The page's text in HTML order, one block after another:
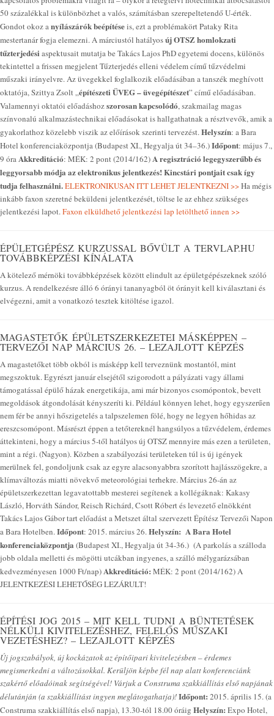
50 százalékkal is különbözhet a valós, számításban szerepeltetendő U-érték.
Gondot okoz anyílászárók beépítéseis, ezt a problémakört Pataky Rita
mestertanár fogja elemezni. A márciustól hatályosúj OTSZ homlokzati
tűzterjedési aspektusait mutatja be Takács Lajos PhD egyetemi docens, különös
tekintettel a frissen megjelent Tűzterjedés elleni védelem című tűzvédelmi
műszaki irányelvre. Az üvegekkel foglalkozik előadásában a tanszék meghívott
oktatója, Szittya Zsolt „építészeti ÜVEG – üvegépítészet” című előadásában.
Valamennyi oktatói előadáshozszorosan kapcsolódó, szakmailag magas
színvonalú alkalmazástechnikai előadásokat is hallgathatnak a résztvevők, amik a
gyakorlathoz közelebb viszik az előírások szerinti tervezést.Helyszín: a Bara
Hotel konferenciaközpontja (Budapest XI., Hegyalja út 34–36.)Időpont: május 7.,
9 óraAkkreditáció: MÉK: 2 pont (2014/162)A regisztráció legegyszerűbb és
leggyorsabb módja az elektronikus jelentkezés! Kincstári pontjait csak így
tudja felhasználni.ELEKTRONIKUSAN ITT LEHET JELENTKEZNI >>Ha mégis
inkább faxon szeretné beküldeni jelentkezését, töltse le az ehhez szükséges
jelentkezési lapot.Faxon elküldhető jelentkezési lap letölthető innen >>
ÉPÜLETGÉPÉSZ KURZUSSAL BŐVÜLT A TERVLAP.HU
TOVÁBBKÉPZÉSI KÍNÁLATA
A kötelező mérnöki továbbképzések között elindult az épületgépészeknek szóló
kurzus. A rendelkezésre álló 6 órányi tananyagból öt órányit kell kiválasztani és
elvégezni, amit a vonatkozó tesztek kitöltése igazol.
MAGASTETŐK ÉPÜLETSZERKEZETEI MÁSKÉPPEN –
TERVEZŐI NAP MÁRCIUS 26. – LEZAJLOTT KÉPZÉS
A magastetőket több okból is másképp kell terveznünk mostantól, mint
megszoktuk. Egyrészt január elsejétől szigorodott a pályázati vagy állami
támogatással épülő házak energetikája, ami már bizonyos csomópontok, bevett
megoldások átgondolását kényszeríti ki. Például könnyen lehet, hogy egyszerűen
nem fér be annyi hőszigetelés a talpszelemen fölé, hogy ne legyen hőhidas az
ereszcsomópont. Másrészt éppen a tetőtereknél hangsúlyos a tűzvédelem, érdemes
áttekinteni, hogy a március 5-től hatályos új OTSZ mennyire más ezen a területen,
mint a régi. (Nagyon). Közben a szabályozási területeken túl is új igények
merülnek fel, gondoljunk csak az egyre alacsonyabbra szorított hajlásszögekre, a
klímaváltozás miatti növekvő meteorológiai terhekre. Március 26-án az
épületszerkezettan legavatottabb mesterei segítenek a kollégáknak: Kakasy
László, Horváth Sándor, Reisch Richárd, Csott Róbert és levezető elnökként
Takács Lajos Gábor tart előadást a Metszet által szervezett Építész Tervezői Napon
a Bara Hotelben.Időpont: 2015. március 26.Helyszín: A Bara Hotel
konferenciaközpontja (Budapest XI., Hegyalja út 34-36.) (A parkolás a szálloda
jobb oldala melletti és mögötti utcákban ingyenes, a szálló mélygarázsában
kedvezményesen 1000 Ft/nap)Akkreditáció: MÉK: 2 pont (2014/162) A
JELENTKEZÉSI LEHETŐSÉG LEZÁRULT!
ÉPÍTÉSI JOG 2015 – MIT KELL TUDNI A BÜNTETÉSEK
NÉLKÜLI KIVITELEZÉSHEZ, FELELŐS MŰSZAKI
VEZETÉSHEZ? – LEZAJLOTT KÉPZÉS
Új jogszabályok, új kockázatok az építőipari kivitelezésben – érdemes
megismerkedni a változásokkal. Kerüljön képbe fél nap alatt konferenciánk
szakértő előadóinak segítségével! Várjuk a Construma szakkiállítás első napjának
délutánján (a szakkiállítást ingyen meglátogathatja)!Időpont: 2015. április 15. (a
Construma szakkiállítás első napja), 13.30-tól 18.00 óráig Helyszín: Expo Hotel,